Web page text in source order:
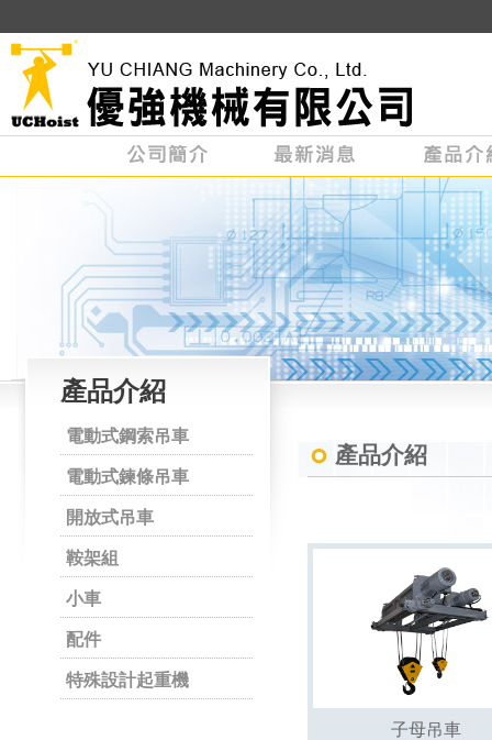
產品介紹
電動式鋼索吊車
電動式鍊條吊車
開放式吊車
鞍架組
小車
配件
特殊設計起重機
產品介紹
子母吊車